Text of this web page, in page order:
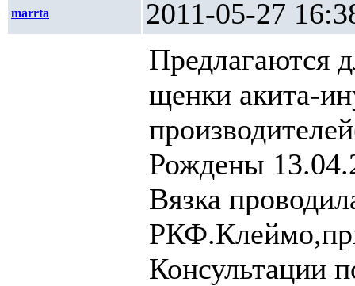
marrta 2011-05-27
Предлагаются
щенки акита-
Рождены
Вязка
Консультации